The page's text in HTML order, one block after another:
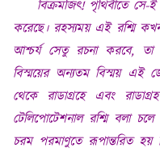
বিক্রমজিৎ! পৃথিবীতে সে-ই
করেছে। রহস্যময় এই রশ্মি
আশ্চর্য সেতু রচনা করবে, তা
বিস্ময়ের অন্যতম বিস্ময় এই
থেকে রাডাগ্ৰহে এবং
টেলিপোটেশনাল রশ্মি বলা চলে
চরম পরমাণুতে রূপান্তরিত হয়